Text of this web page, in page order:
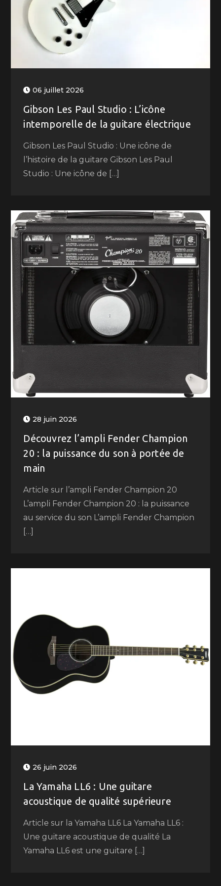
06 juillet 2026
Gibson Les Paul Studio : L’icône
intemporelle de la guitare électrique
Gibson Les Paul Studio : Une icône de
l’histoire de la guitare Gibson Les Paul
Studio : Une icône de […]
28 juin 2026
Découvrez l’ampli Fender Champion
20 : la puissance du son à portée de
main
Article sur l’ampli Fender Champion 20
L’ampli Fender Champion 20 : la puissance
au service du son L’ampli Fender Champion
[…]
26 juin 2026
La Yamaha LL6 : Une guitare
acoustique de qualité supérieure
Article sur la Yamaha LL6 La Yamaha LL6 :
Une guitare acoustique de qualité La
Yamaha LL6 est une guitare […]